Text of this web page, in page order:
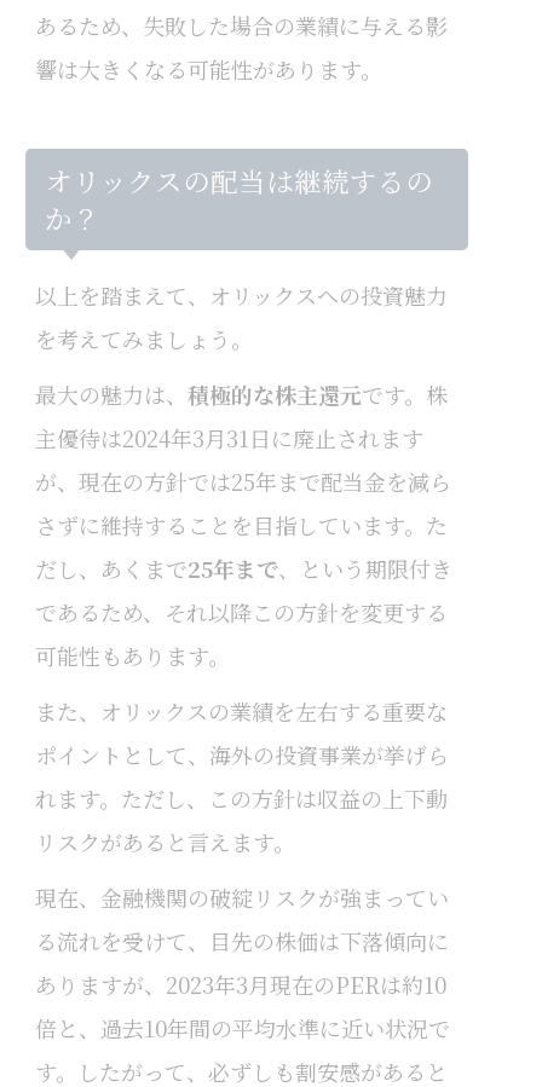
あるため、失敗した場合の業績に与える影
響は大きくなる可能性があります。
オリックスの配当は継続するの
か？
以上を踏まえて、オリックスへの投資魅力
を考えてみましょう。
最大の魅力は、 積極的な株主還元です。株
主優待は2024年3月31日に廃止されます
が、現在の方針では25年まで配当金を減ら
さずに維持することを目指しています。た
だし、あくまで25年まで、という期限付き
であるため、それ以降この方針を変更する
可能性もあります。
また、オリックスの業績を左右する重要な
ポイントとして、海外の投資事業が挙げら
れます。ただし、この方針は収益の上下動
リスクがあると言えます。
現在、金融機関の破綻リスクが強まってい
る流れを受けて、目先の株価は下落傾向に
ありますが、2023年3月現在のPERは約10
倍と、過去10年間の平均水準に近い状況で
す。したがって、必ずしも割安感があると